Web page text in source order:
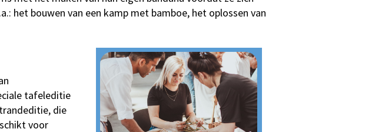
het bouwen van een kamp met bamboe, het oplossen van
tafeleditie
die
voor